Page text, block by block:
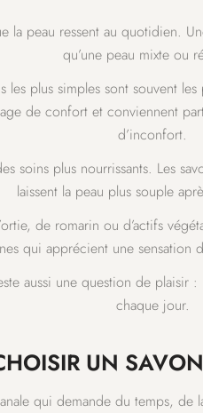
la peau ressent au quotidien.
qu’une peau mixte ou
les plus simples sont souvent
de confort et conviennent
d’inconfort.
soins plus nourrissants. Les
laissent la peau plus souple
de romarin ou d’actifs
qui apprécient une sensation
aussi une question de plaisir
chaque jour.
UN
qui demande du temps, de